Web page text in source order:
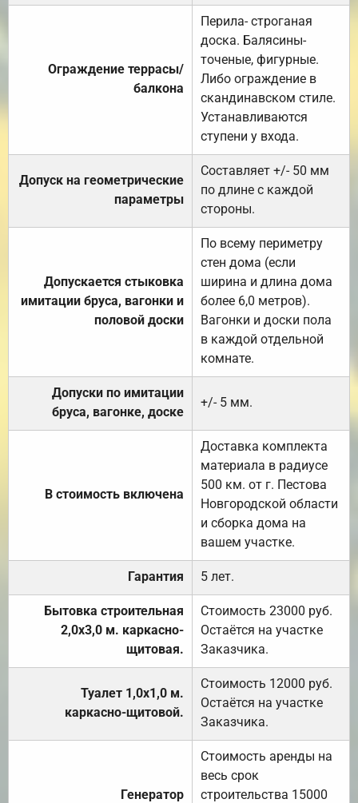
Ограждение террасы/
балкона
Перила- строганая
доска. Балясины-
точеные, фигурные.
Либо ограждение в
скандинавском стиле.
Устанавливаются
ступени у входа.
Допуск на геометрические
параметры
Составляет +/- 50 мм
по длине с каждой
стороны.
Допускается стыковка
имитации бруса, вагонки и
половой доски
По всему периметру
стен дома (если
ширина и длина дома
более 6,0 метров).
Вагонки и доски пола
в каждой отдельной
комнате.
Допуски по имитации
бруса, вагонке, доске
+/- 5 мм.
В стоимость включена
Доставка комплекта
материала в радиусе
500 км. от г. Пестова
Новгородской области
и сборка дома на
вашем участке.
Гарантия 5 лет.
Бытовка строительная
2,0х3,0 м. каркасно-
щитовая.
Стоимость 23000 руб.
Остаётся на участке
Заказчика.
Туалет 1,0х1,0 м.
каркасно-щитовой.
Стоимость 12000 руб.
Остаётся на участке
Заказчика.
Генератор
Стоимость аренды на
весь срок
строительства 15000